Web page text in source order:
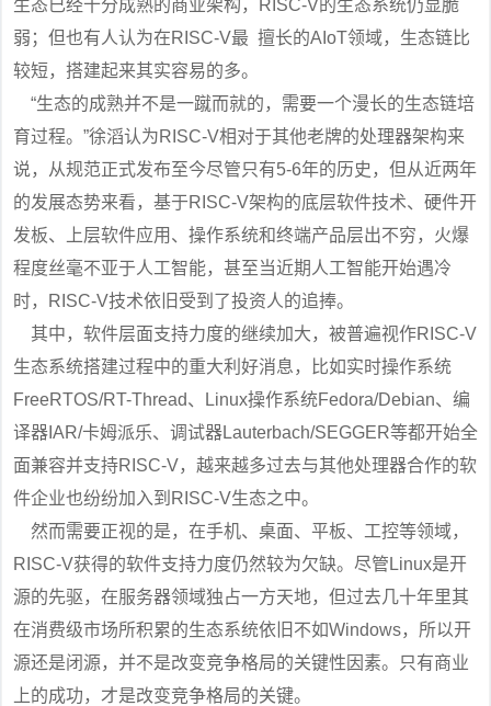
生态已经十分成熟的商业架构，RISC-V的生态系统仍显脆
弱；但也有人认为在RISC-V最 擅长的AIoT领域，生态链比
较短，搭建起来其实容易的多。
“生态的成熟并不是一蹴而就的，需要一个漫长的生态链培
育过程。”徐滔认为RISC-V相对于其他老牌的处理器架构来
说，从规范正式发布至今尽管只有5-6年的历史，但从近两年
的发展态势来看，基于RISC-V架构的底层软件技术、硬件开
发板、上层软件应用、操作系统和终端产品层出不穷，火爆
程度丝毫不亚于人工智能，甚至当近期人工智能开始遇冷
时，RISC-V技术依旧受到了投资人的追捧。
其中，软件层面支持力度的继续加大，被普遍视作RISC-V
生态系统搭建过程中的重大利好消息，比如实时操作系统
FreeRTOS/RT-Thread、Linux操作系统Fedora/Debian、编
译器IAR/卡姆派乐、调试器Lauterbach/SEGGER等都开始全
面兼容并支持RISC-V，越来越多过去与其他处理器合作的软
件企业也纷纷加入到RISC-V生态之中。
然而需要正视的是，在手机、桌面、平板、工控等领域，
RISC-V获得的软件支持力度仍然较为欠缺。尽管Linux是开
源的先驱，在服务器领域独占一方天地，但过去几十年里其
在消费级市场所积累的生态系统依旧不如Windows，所以开
源还是闭源，并不是改变竞争格局的关键性因素。只有商业
上的成功，才是改变竞争格局的关键。